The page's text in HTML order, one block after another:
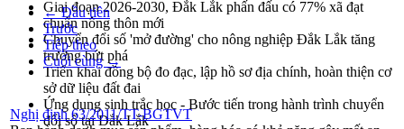
Giai đoạn 2026-2030, Đắk Lắk phấn đấu có 77% xã đạt
chuẩn nông thôn mới
Chuyển đổi số 'mở đường' cho nông nghiệp Đắk Lắk tăng
trưởng bứt phá
Triển khai đồng bộ đo đạc, lập hồ sơ địa chính, hoàn thiện cơ
sở dữ liệu đất đai
Ứng dụng sinh trắc học - Bước tiến trong hành trình chuyển
đổi số tại Đắk Lắk
← Đầu tiên
Trước
Tiếp theo
Cuối cùng →
Nghị định 63/2011/TT-BGTVT